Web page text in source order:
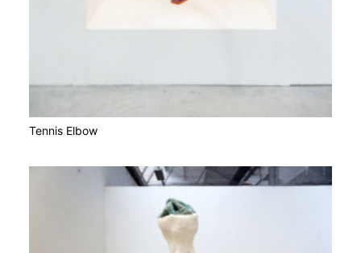
Tennis Elbow